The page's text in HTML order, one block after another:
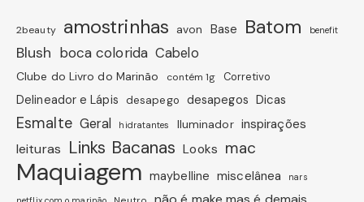
2beauty amostrinhas avon Base Batom benefit
Blush boca colorida Cabelo
Clube do Livro do Marinão contém 1g Corretivo
Delineador e Lápis desapego desapegos Dicas
Esmalte Geral hidratantes Iluminador inspirações
leituras Links Bacanas Looks mac
Maquiagem maybelline miscelânea nars